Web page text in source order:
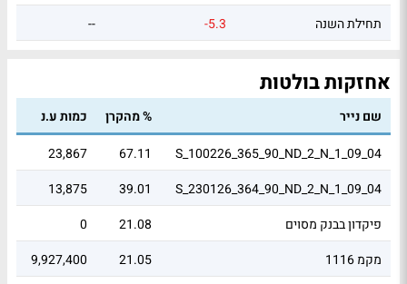
תחילת השנה
-5.3
--
אחזקות בולטות
שם נייר % מהקרן כמות ע.נ
S_100226_365_90_ND_2_N_1_09_04
67.11
23,867
S_230126_364_90_ND_2_N_1_09_04
39.01
13,875
פיקדון בבנק מסוים
21.08
0
מקמ 1116
21.05
9,927,400